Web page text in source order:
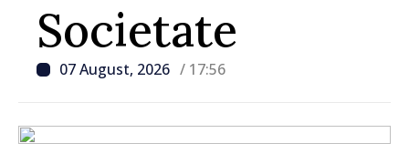
Societate
07 August, 2026 / 17:56